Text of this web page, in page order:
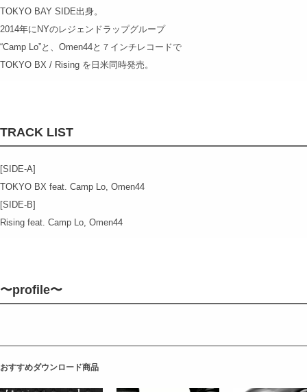
TOKYO BAY SIDE出身。
2014年にNYのレジェンドラップグループ
“Camp Lo”と、Omen44と７インチレコードで
TOKYO BX / Rising を日米同時発売。
TRACK LIST
[SIDE-A]
TOKYO BX feat. Camp Lo, Omen44
[SIDE-B]
Rising feat. Camp Lo, Omen44
〜profile〜
おすすめダウンロード商品